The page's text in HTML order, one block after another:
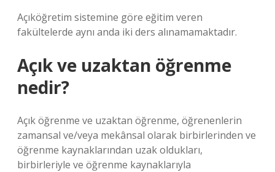
Açıköğretim sistemine göre eğitim veren
fakültelerde aynı anda iki ders alınamamaktadır.
Açık ve uzaktan öğrenme
nedir?
Açık öğrenme ve uzaktan öğrenme, öğrenenlerin
zamansal ve/veya mekânsal olarak birbirlerinden ve
öğrenme kaynaklarından uzak oldukları,
birbirleriyle ve öğrenme kaynaklarıyla